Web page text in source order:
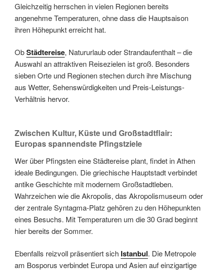
Gleichzeitig herrschen in vielen Regionen bereits
angenehme Temperaturen, ohne dass die Hauptsaison
ihren Höhepunkt erreicht hat.
ObStädtereise, Natururlaub oder Strandaufenthalt – die
Auswahl an attraktiven Reisezielen ist groß. Besonders
sieben Orte und Regionen stechen durch ihre Mischung
aus Wetter, Sehenswürdigkeiten und Preis-Leistungs-
Verhältnis hervor.
Zwischen Kultur, Küste und Großstadtflair:
Europas spannendste Pfingstziele
Wer über Pfingsten eine Städtereise plant, findet in Athen
ideale Bedingungen. Die griechische Hauptstadt verbindet
antike Geschichte mit modernem Großstadtleben.
Wahrzeichen wie die Akropolis, das Akropolismuseum oder
der zentrale Syntagma-Platz gehören zu den Höhepunkten
eines Besuchs. Mit Temperaturen um die 30 Grad beginnt
hier bereits der Sommer.
Ebenfalls reizvoll präsentiert sich Istanbul. Die Metropole
am Bosporus verbindet Europa und Asien auf einzigartige